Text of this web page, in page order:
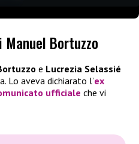
Bortuzzo
e Lucrezia Selassié
Lo aveva dichiarato l’ex
ufficiale che vi